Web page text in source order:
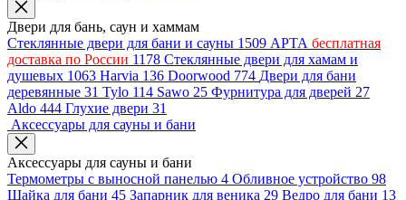
Двери для бань, саун и хаммам
Стеклянные двери для бани и сауны 1509 АРТА бесплатная
доставка по России 1178 Стеклянные двери для хамам и
душевых 1063 Harvia 136 Doorwood 774 Двери для бани
деревянные 31 Tylo 114 Sawo 25 Фурнитура для дверей 27
Aldo 444 Глухие двери 31
Аксессуары для сауны и бани
Аксессуары для сауны и бани
Термометры с выносной панелью 4 Обливное устройство 98
Шайка для бани 45 Запарник для веника 29 Ведро для бани 13